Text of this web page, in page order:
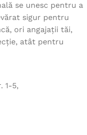
se unesc pentru a
sigur pentru
ori angajații tăi,
atât pentru
1-5,